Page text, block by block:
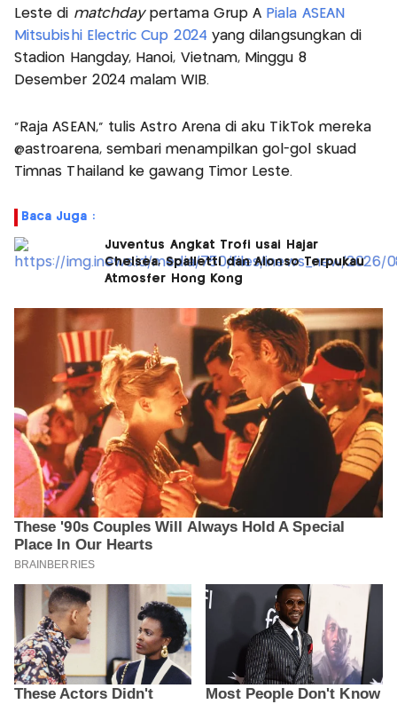
Leste di matchdaypertama Grup A Piala ASEAN
Mitsubishi Electric Cup 2024 yang dilangsungkan di
Stadion Hangday, Hanoi, Vietnam, Minggu 8
Desember 2024 malam WIB.
“Raja ASEAN,” tulis Astro Arena di aku TikTok mereka
@astroarena, sembari menampilkan gol-gol skuad
Timnas Thailand ke gawang Timor Leste.
Baca Juga :
Juventus Angkat Trofi usai Hajar
Chelsea, Spalletti dan Alonso Terpukau
Atmosfer Hong Kong